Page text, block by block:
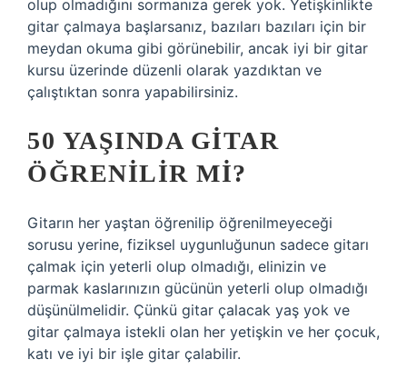
olup olmadığını sormanıza gerek yok. Yetişkinlikte
gitar çalmaya başlarsanız, bazıları bazıları için bir
meydan okuma gibi görünebilir, ancak iyi bir gitar
kursu üzerinde düzenli olarak yazdıktan ve
çalıştıktan sonra yapabilirsiniz.
50 YAŞINDA GITAR
ÖĞRENILIR MI?
Gitarın her yaştan öğrenilip öğrenilmeyeceği
sorusu yerine, fiziksel uygunluğunun sadece gitarı
çalmak için yeterli olup olmadığı, elinizin ve
parmak kaslarınızın gücünün yeterli olup olmadığı
düşünülmelidir. Çünkü gitar çalacak yaş yok ve
gitar çalmaya istekli olan her yetişkin ve her çocuk,
katı ve iyi bir işle gitar çalabilir.